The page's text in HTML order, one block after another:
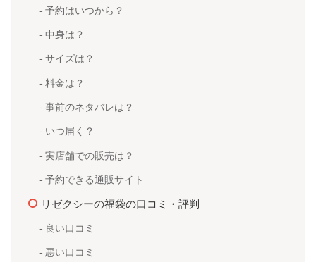
予約はいつから？
中身は？
サイズは？
料金は？
事前のネタバレは？
いつ届く？
実店舗での販売は？
予約できる通販サイト
リゼクシーの福袋の口コミ・評判
良い口コミ
悪い口コミ